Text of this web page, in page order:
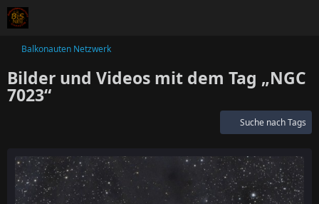
Balkonauten Netzwerk
Bilder und Videos mit dem Tag „NGC
7023“
Suche nach Tags